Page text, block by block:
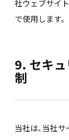
社ウェブサイ
で使用します。
9. セキ
制
当社は､当社